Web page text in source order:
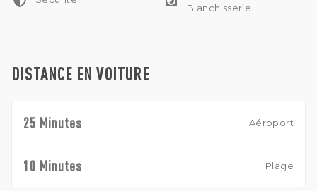
Blanchisserie
DISTANCE EN VOITURE
25 Minutes Aéroport
10 Minutes Plage